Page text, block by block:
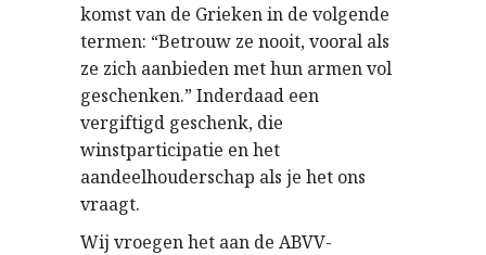
komst van de Grieken in de volgende
termen: “Betrouw ze nooit, vooral als
ze zich aanbieden met hun armen vol
geschenken.” Inderdaad een
vergiftigd geschenk, die
winstparticipatie en het
aandeelhouderschap als je het ons
vraagt.
Wij vroegen het aan de ABVV-